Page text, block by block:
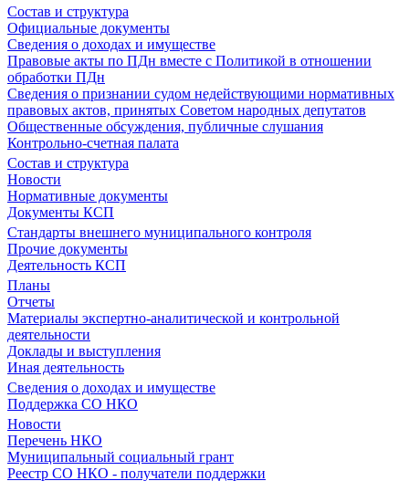
Состав и структура
Официальные документы
Сведения о доходах и имуществе
Правовые акты по ПДн вместе с Политикой в отношении
обработки ПДн
Сведения о признании судом недействующими нормативных
правовых актов, принятых Советом народных депутатов
Общественные обсуждения, публичные слушания
Контрольно-счетная палата
Состав и структура
Новости
Нормативные документы
Документы КСП
Стандарты внешнего муниципального контроля
Прочие документы
Деятельность КСП
Планы
Отчеты
Материалы экспертно-аналитической и контрольной
деятельности
Доклады и выступления
Иная деятельность
Сведения о доходах и имуществе
Поддержка СО НКО
Новости
Перечень НКО
Муниципальный социальный грант
Реестр СО НКО - получатели поддержки